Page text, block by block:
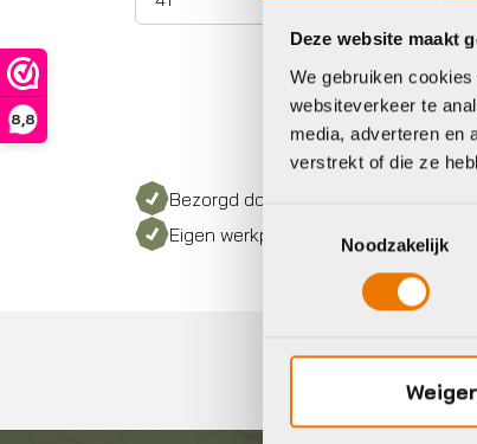
Deze website maakt
We gebruiken
websiteverkeer te
media, adverteren en
verstrekt of die ze
Noodzakelijk
8,8
Bezorgd door heel Nederland
Eigen werkplaats met gecertificeerd